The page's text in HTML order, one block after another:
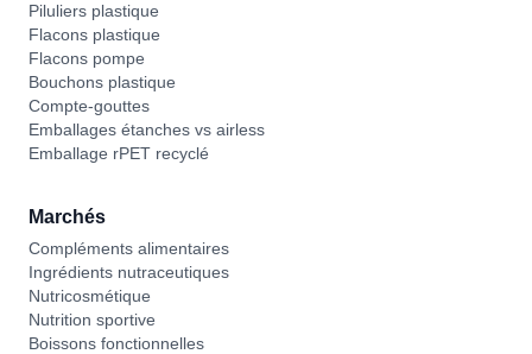
Piluliers plastique
Flacons plastique
Flacons pompe
Bouchons plastique
Compte-gouttes
Emballages étanches vs airless
Emballage rPET recyclé
Marchés
Compléments alimentaires
Ingrédients nutraceutiques
Nutricosmétique
Nutrition sportive
Boissons fonctionnelles